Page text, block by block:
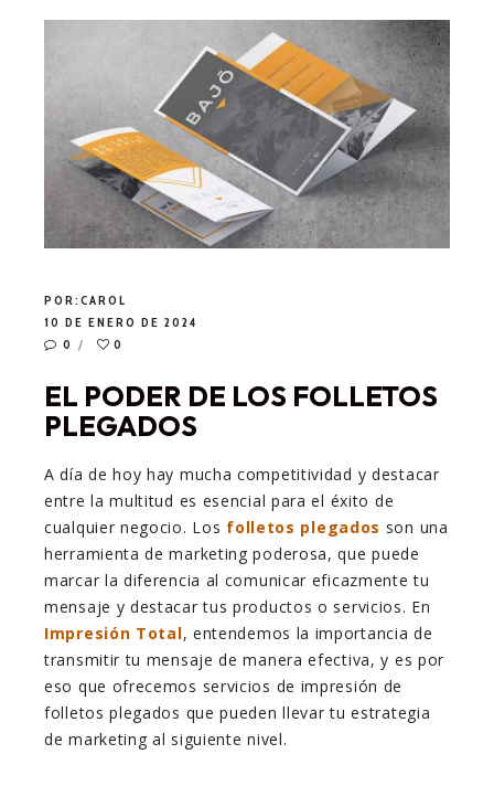
POR:CAROL
10 DE ENERO DE 2024
0
0
EL PODER DE LOS FOLLETOS
PLEGADOS
A día de hoy hay mucha competitividad y destacar
entre la multitud es esencial para el éxito de
cualquier negocio. Los folletos plegados son una
herramienta de marketing poderosa, que puede
marcar la diferencia al comunicar eficazmente tu
mensaje y destacar tus productos o servicios. En
Impresión Total, entendemos la importancia de
transmitir tu mensaje de manera efectiva, y es por
eso que ofrecemos servicios de impresión de
folletos plegados que pueden llevar tu estrategia
de marketing al siguiente nivel.